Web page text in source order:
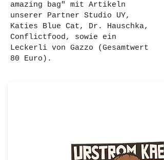
amazing bag" mit Artikeln
unserer Partner Studio UY,
Katies Blue Cat, Dr. Hauschka,
Conflictfood, sowie ein
Leckerli von Gazzo (Gesamtwert
80 Euro).